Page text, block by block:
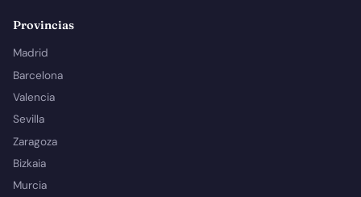
Provincias
Madrid
Barcelona
Valencia
Sevilla
Zaragoza
Bizkaia
Murcia